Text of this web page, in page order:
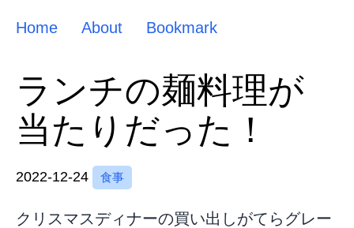
Home About Bookmark
ランチの麺料理が
当たりだった！
2022-12-24 食事
クリスマスディナーの買い出しがてらグレー